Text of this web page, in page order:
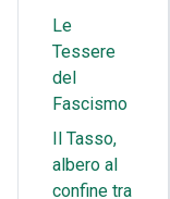
Le
Tessere
del
Fascismo
Il Tasso,
albero al
confine tra